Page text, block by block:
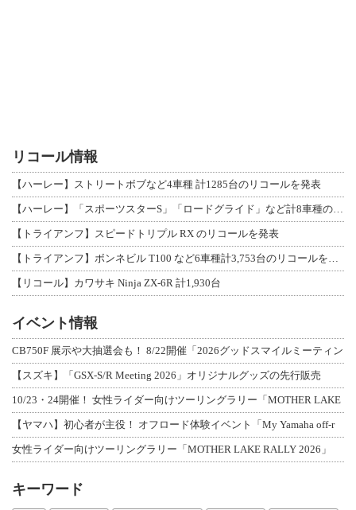
リコール情報
【ハーレー】ストリートボブなど4車種 計1285台のリコールを発表
【ハーレー】「スポーツスターS」「ロードグライド」など計8車種のリコールを発表
【トライアンフ】スピードトリプル RX のリコールを発表
【トライアンフ】ボンネビル T100 など6車種計3,753台のリコールを発表
【リコール】カワサキ Ninja ZX-6R 計1,930台
イベント情報
CB750F 展示や大抽選会も！ 8/22開催「2026グッドスマイルミーティン
【スズキ】「GSX-S/R Meeting 2026」オリジナルグッズの先行販売
10/23・24開催！ 女性ライダー向けツーリングラリー「MOTHER LAKE
【ヤマハ】初心者が主役！ オフロード体験イベント「My Yamaha off-r
女性ライダー向けツーリングラリー「MOTHER LAKE RALLY 2026」
キーワード